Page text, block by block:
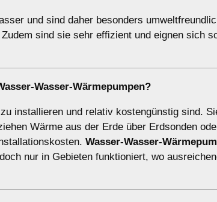
und sind daher besonders
sind sie sehr effizient und eignen sich
Wasser-Wärmepumpen?
installieren und relativ kostengünstig sind.
Wärme aus der Erde über Erdsonden
Wasser-Wasser-
nur in Gebieten funktioniert, wo